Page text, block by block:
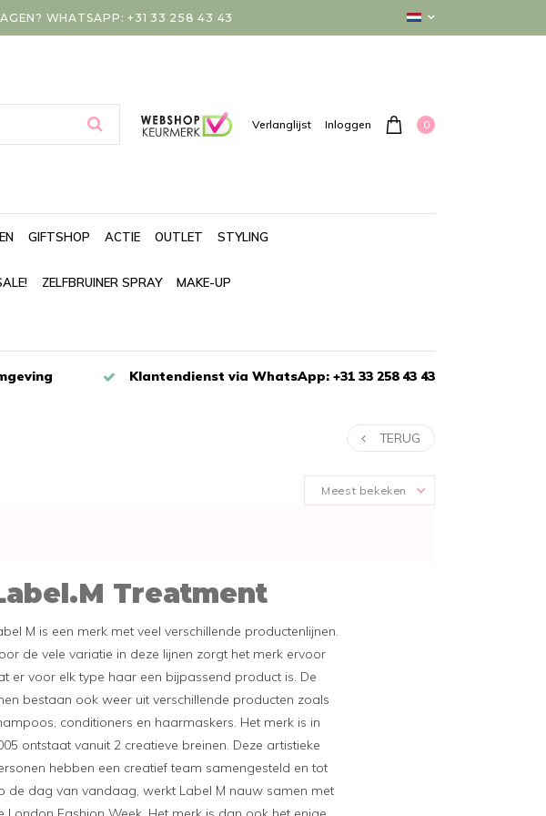
WHATSAPP: +31 33 258 43 43
Verlanglijst Inloggen 0
GIFTSHOP ACTIE OUTLET STYLING
ZELFBRUINER SPRAY MAKE-UP
Klantendienst via WhatsApp: +31 33 258 43 43
TERUG
Meest bekeken
Treatment
M is een merk met veel verschillende productenlijnen.
de vele variatie in deze lijnen zorgt het merk ervoor
er voor elk type haar een bijpassend product is. De
bestaan ook weer uit verschillende producten zoals
conditioners en haarmaskers. Het merk is in
ontstaat vanuit 2 creatieve breinen. Deze artistieke
hebben een creatief team samengesteld en tot
de dag van vandaag, werkt Label M nauw samen met
London Fashion Week. Het merk is dan ook het enige